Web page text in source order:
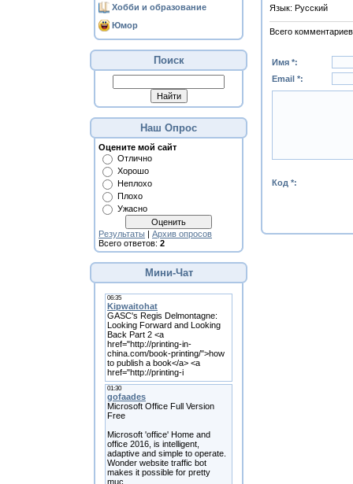
Хобби и образование
Юмор
Поиск
Наш Опрос
Оцените мой сайт
Отлично
Хорошо
Неплохо
Плохо
Ужасно
Результаты | Архив опросов
Всего ответов: 2
Мини-Чат
Язык: Русский
Всего комментариев
Имя *:
Email *:
Код *: